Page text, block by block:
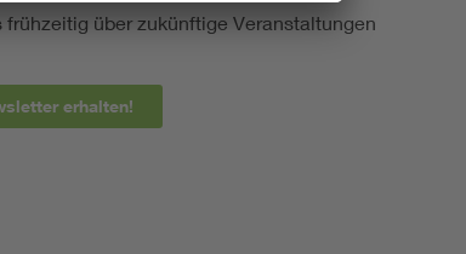
über zukünftige Veranstaltungen
erhalten!